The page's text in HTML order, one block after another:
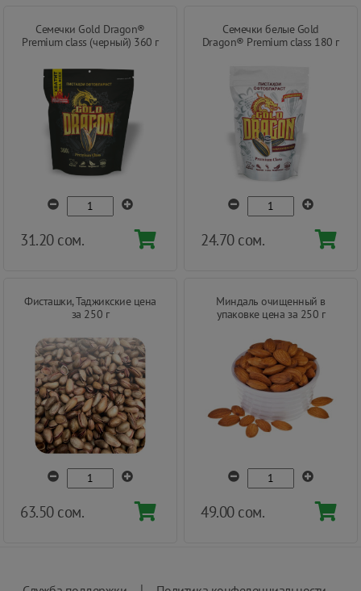
Семечки Gold Dragon®
Premium class (черный) 360 г
31.20 сом.
Семечки белые Gold
Dragon® Premium class 180 г
24.70 сом.
Фисташки, Таджикские цена
за 250 г
63.50 сом.
Миндаль очищенный в
упаковке цена за 250 г
49.00 сом.